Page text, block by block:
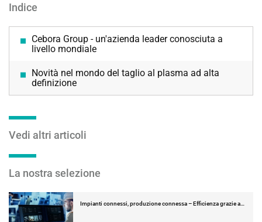
Indice
Cebora Group - un'azienda leader conosciuta a
livello mondiale
Novità nel mondo del taglio al plasma ad alta
definizione
Vedi altri articoli
La nostra selezione
Impianti connessi, produzione connessa – Efficienza grazie a…